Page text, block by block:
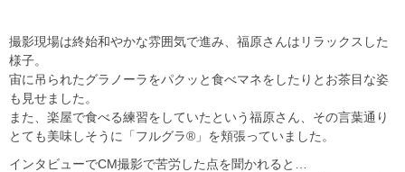
撮影現場は終始和やかな雰囲気で進み、福原さんはリラックスした
様子。
宙に吊られたグラノーラをパクッと食べマネをしたりとお茶目な姿
も見せました。
また、楽屋で食べる練習をしていたという福原さん、その言葉通り
とても美味しそうに「フルグラ®」を頬張っていました。
インタビューでCM撮影で苦労した点を聞かれると…